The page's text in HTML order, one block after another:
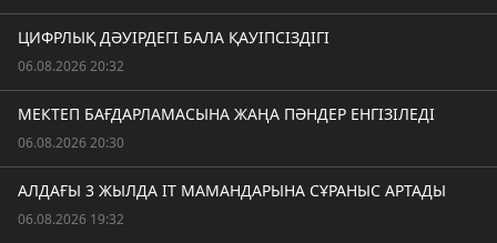
ЦИФРЛЫҚ ДӘУІРДЕГІ БАЛА ҚАУІПСІЗДІГІ
06.08.2026 20:32
МЕКТЕП БАҒДАРЛАМАСЫНА ЖАҢА ПӘНДЕР ЕНГІЗІЛЕДІ
06.08.2026 20:30
АЛДАҒЫ 3 ЖЫЛДА IT МАМАНДАРЫНА СҰРАНЫС АРТАДЫ
06.08.2026 19:32